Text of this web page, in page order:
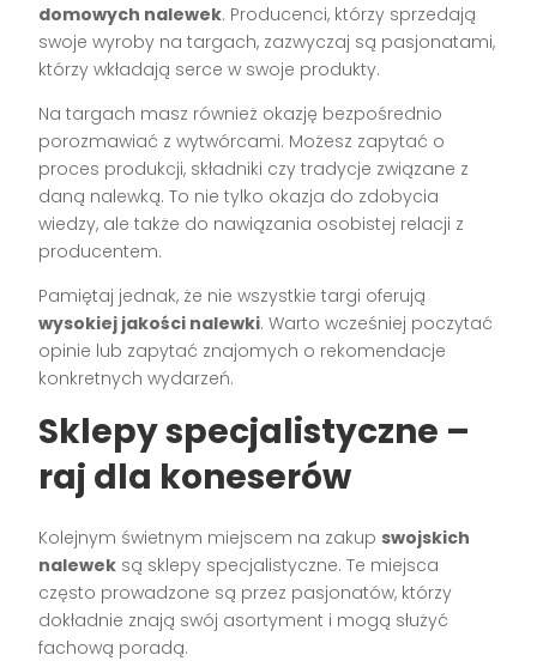
domowych nalewek. Producenci, którzy sprzedają
swoje wyroby na targach, zazwyczaj są pasjonatami,
którzy wkładają serce w swoje produkty.
Na targach masz również okazję bezpośrednio
porozmawiać z wytwórcami. Możesz zapytać o
proces produkcji, składniki czy tradycje związane z
daną nalewką. To nie tylko okazja do zdobycia
wiedzy, ale także do nawiązania osobistej relacji z
producentem.
Pamiętaj jednak, że nie wszystkie targi oferują
wysokiej jakości nalewki. Warto wcześniej poczytać
opinie lub zapytać znajomych o rekomendacje
konkretnych wydarzeń.
Sklepy specjalistyczne –
raj dla koneserów
Kolejnym świetnym miejscem na zakup swojskich
nalewek są sklepy specjalistyczne. Te miejsca
często prowadzone są przez pasjonatów, którzy
dokładnie znają swój asortyment i mogą służyć
fachową poradą.